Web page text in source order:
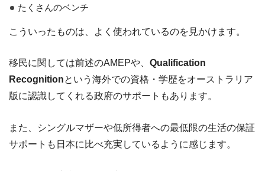
たくさんのベンチ
こういったものは、よく使われているのを見かけます。
移民に関しては前述のAMEPや、 Qualification
Recognitionという海外での資格・学歴をオーストラリア
版に認識してくれる政府のサポートもあります。
また、シングルマザーや低所得者への最低限の生活の保証
サポートも日本に比べ充実しているように感じます。